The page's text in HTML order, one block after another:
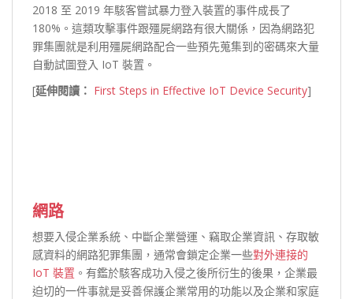
2018 至 2019 年駭客嘗試暴力登入裝置的事件成長了
180%。這類攻擊事件跟殭屍網路有很大關係，因為網路犯
罪集團就是利用殭屍網路配合一些預先蒐集到的密碼來大量
自動試圖登入 IoT 裝置。
[延伸閱讀： First Steps in Effective IoT Device Security]
網路
想要入侵企業系統、中斷企業營運、竊取企業資訊、存取敏
感資料的網路犯罪集團，通常會鎖定企業一些對外連接的
IoT 裝置 。有鑑於駭客成功入侵之後所衍生的後果，企業最
迫切的一件事就是妥善保護企業常用的功能以及企業和家庭